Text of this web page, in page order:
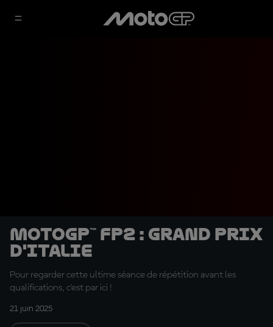
MotoGP™ FP2 : Grand Prix
d'Italie
Pour regarder cette ultime séance de répétition avant les
qualifications, c'est par ici !
21 juin 2025